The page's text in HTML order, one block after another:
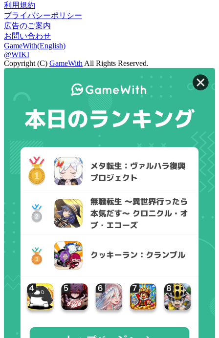
利用規約
プライバシーポリシー
広告のご案内
お問い合わせ
GameWith(English)
@WIKI
Copyright (C) GameWith All Rights Reserved.